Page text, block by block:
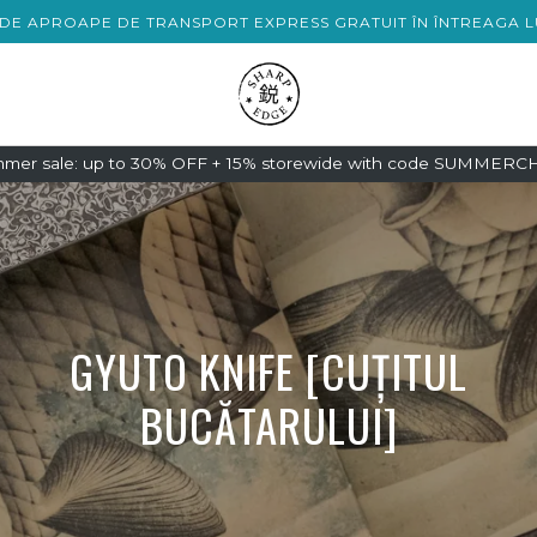
APROAPE DE TRANSPORT EXPRESS GRATUIT ÎN ÎNTREAGA
sale: up to 30% OFF + 15% storewide with code
GYUTO KNIFE [CUȚITUL
BUCĂTARULUI]